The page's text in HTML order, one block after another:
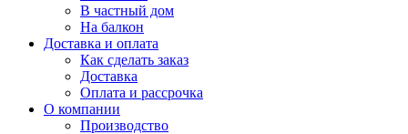
В частный дом
На балкон
Доставка и оплата
Как сделать заказ
Доставка
Оплата и рассрочка
О компании
Производство